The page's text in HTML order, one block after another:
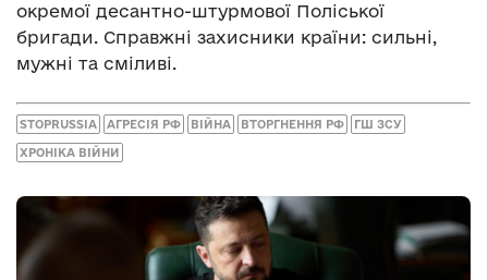
окремої десантно-штурмової Поліської
бригади. Справжні захисники країни: сильні,
мужні та сміливі.
STOPRUSSIA АГРЕСІЯ РФ ВІЙНА ВТОРГНЕННЯ РФ ГШ ЗСУ
ХРОНІКА ВІЙНИ